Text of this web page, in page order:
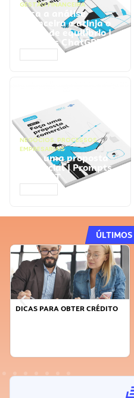
GESTÃO FINANCEIRA
Faça a análise
financeira e atinja o
ponto de equilíbrio |
Prompts ChatGPT
NEGÓCIOS, PROCESSOS
EMPRESARIAIS
Faça uma proposta
comercial | Prompts
ChatGPT
DICAS PARA OBTER CRÉDITO